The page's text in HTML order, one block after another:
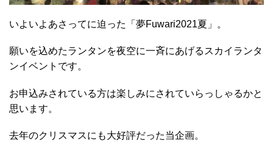
いよいよあさってに迫った「夢Fuwari2021夏」。
願いを込めたランタンを夜空に一斉にあげるスカイランタ
ンイベントです。
お申込みされている方は楽しみにされていらっしゃるかと
思います。
去年のクリスマスにも大好評だった当企画。